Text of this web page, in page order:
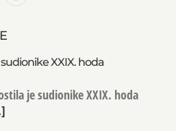
XXIX. hoda
je sudionike XXIX. hoda